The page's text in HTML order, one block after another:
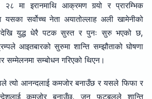
मा इरानमाथि आक्रमण गर्‍यो र प्रारम्भिक
यसका सर्वोच्च नेता अयातोल्लाह अली खामेनीको
युद्ध धेरै पटक सुस्त र पुनः सुरु भएको छ,
आइतबारको सुरुमा शान्ति सम्झौताको घोषणा
सम्मेलनमा सम्बोधन गरिएको थिएन।
त्यो आनन्दलाई कमजोर बनाउँछ र यसले फिफा र
कमजोर बनाउँछ, जुन फुटबलले शान्ति